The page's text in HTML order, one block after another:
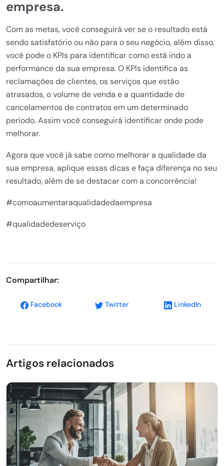
empresa.
Com as metas, você conseguirá ver se o resultado está
sendo satisfatório ou não para o seu negócio, além disso,
você pode o KPls para identificar como está indo a
performance da sua empresa. O KPls identifica as
reclamações de clientes, os serviços que estão
atrasados, o volume de venda e a quantidade de
cancelamentos de contratos em um determinado
período. Assim você conseguirá identificar onde pode
melhorar.
Agora que você já sabe como melhorar a qualidade da
sua empresa, aplique essas dicas e faça diferença no seu
resultado, além de se destacar com a concorrência!
#comoaumentaraqualidadedaempresa
#qualidadedeserviço
Compartilhar:
Facebook Twitter LinkedIn
Artigos relacionados